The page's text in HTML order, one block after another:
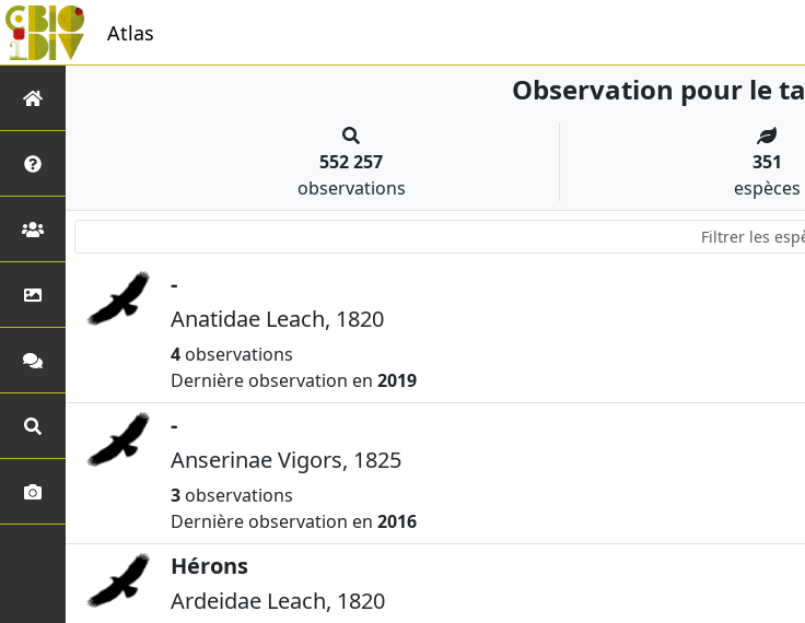
Atlas
Observation pour le
552 257
observations
351
espèces
-
Anatidae Leach, 1820
4 observations
Dernière observation en 2019
-
Anserinae Vigors, 1825
3 observations
Dernière observation en 2016
Hérons
Ardeidae Leach, 1820